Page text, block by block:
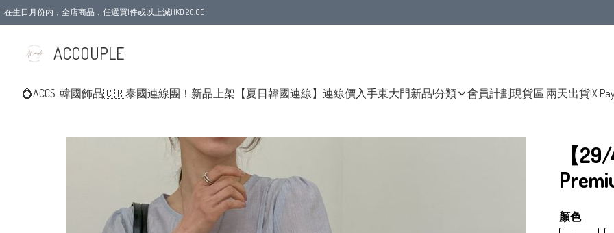
在生日月份内，全店商品，任選買1件或以上減HKD 20.00
ACCOUPLE
💍ACCS. 韓國飾品🇨🇷泰國連線團！新品上架 【夏日韓國連線】連線價入手東大門新品!分類 會員計劃現貨區 兩天出貨!X
【
顏色